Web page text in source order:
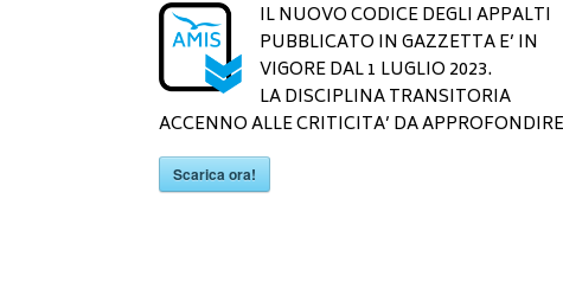
IL NUOVO CODICE DEGLI APPALTI
PUBBLICATO IN GAZZETTA E’ IN
VIGORE DAL 1 LUGLIO 2023.
LA DISCIPLINA TRANSITORIA
ACCENNO ALLE CRITICITA’ DA APPROFONDIRE
Scarica ora!